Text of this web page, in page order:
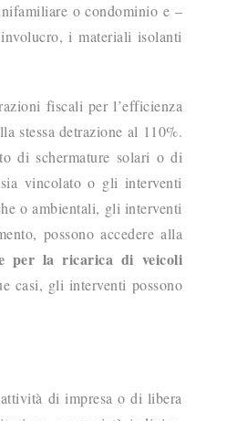
o condominio e –
i materiali isolanti
fiscali per l’efficienza
stessa detrazione al 110%.
di schermature solari o di
vincolato o gli interventi
o ambientali, gli interventi
possono accedere alla
per la ricarica di veicoli
casi, gli interventi possono
di impresa o di libera